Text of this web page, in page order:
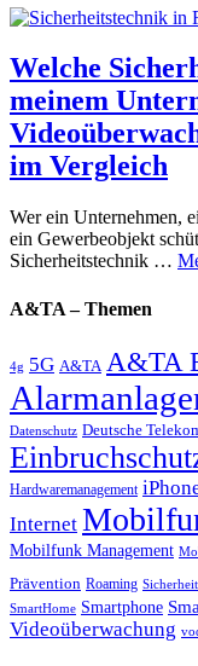
Welche
meinem
im Vergleich
Wer ein Unternehmen,
ein Gewerbeobjekt
Sicherheitstechnik …
A&TA – Themen
4g 5G A&TA A&TA
Datenschutz Deutsche
Hardwaremanagement
Internet
Mobilfunk Management
Prävention Roaming
SmartHome Smartphone
Videoüberwachung